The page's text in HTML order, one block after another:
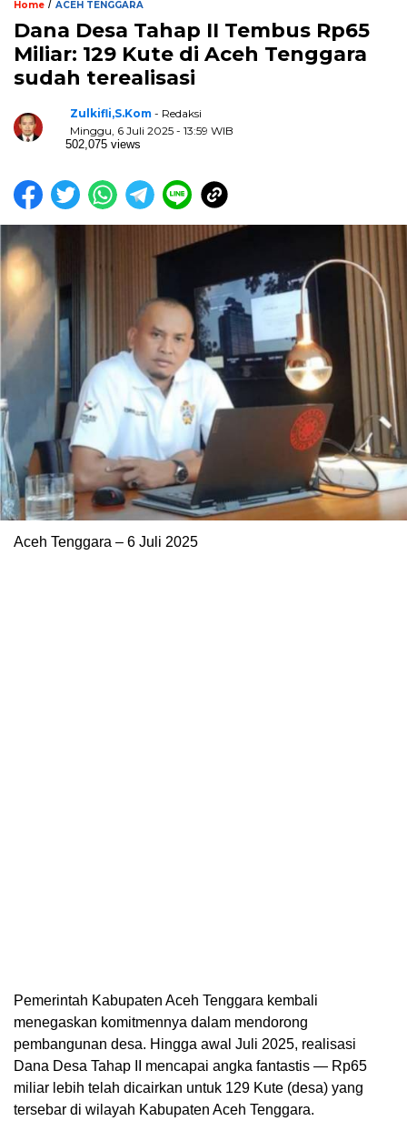
Home / ACEH TENGGARA
Dana Desa Tahap II Tembus Rp65
Miliar: 129 Kute di Aceh Tenggara
sudah terealisasi
Zulkifli,S.Kom - Redaksi
Minggu, 6 Juli 2025 - 13:59 WIB
502,075 views
Aceh Tenggara – 6 Juli 2025
Pemerintah Kabupaten Aceh Tenggara kembali
menegaskan komitmennya dalam mendorong
pembangunan desa. Hingga awal Juli 2025, realisasi
Dana Desa Tahap II mencapai angka fantastis — Rp65
miliar lebih telah dicairkan untuk 129 Kute (desa) yang
tersebar di wilayah Kabupaten Aceh Tenggara.